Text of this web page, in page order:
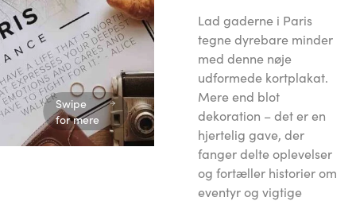
Swipe
for mere
Lad gaderne i Paris
tegne dyrebare minder
med denne nøje
udformede kortplakat.
Mere end blot
dekoration – det er en
hjertelig gave, der
fanger delte oplevelser
og fortæller historier om
eventyr og vigtige